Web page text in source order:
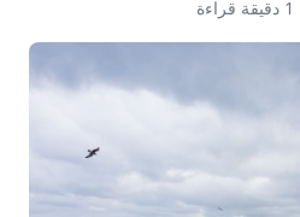
1 دقيقة قراءة